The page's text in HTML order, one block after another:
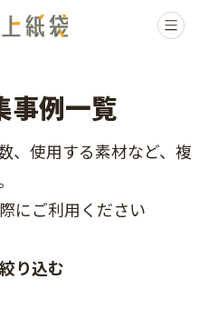
事例一覧
、使用する素材など、複
にご利用ください
り込む